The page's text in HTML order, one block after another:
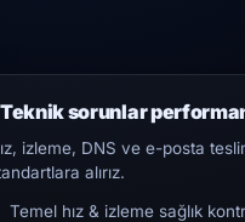
sorunlar
izleme, DNS ve e-posta
alırız.
Temel hız & izleme sağlık